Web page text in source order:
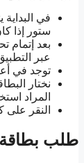
في
ستور إذا
بعد إتمام
عبر
توجد في
نختار
المراد
النقر
طلب